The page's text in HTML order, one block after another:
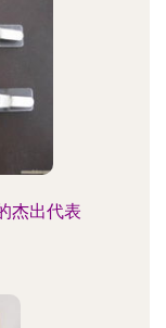
杰出代表